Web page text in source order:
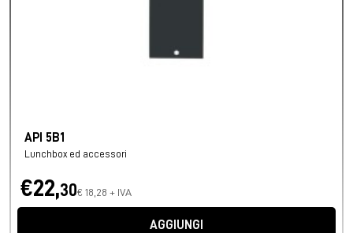
API 5B1
Lunchbox ed accessori
€22,30€ 18,28 + IVA
AGGIUNGI